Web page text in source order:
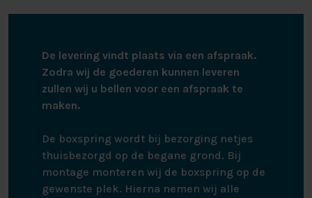
De levering vindt plaats via een afspraak.
Zodra wij de goederen kunnen leveren
zullen wij u bellen voor een afspraak te
maken.
De boxspring wordt bij bezorging netjes
thuisbezorgd op de begane grond. Bij
montage monteren wij de boxspring op de
gewenste plek. Hierna nemen wij alle